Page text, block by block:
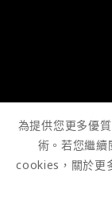
為提供您更多優
術。若您繼續
cookies，關於更